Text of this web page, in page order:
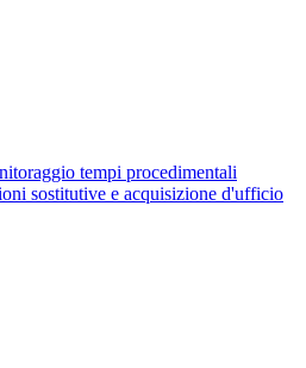
tempi procedimentali
sostitutive e acquisizione d'ufficio